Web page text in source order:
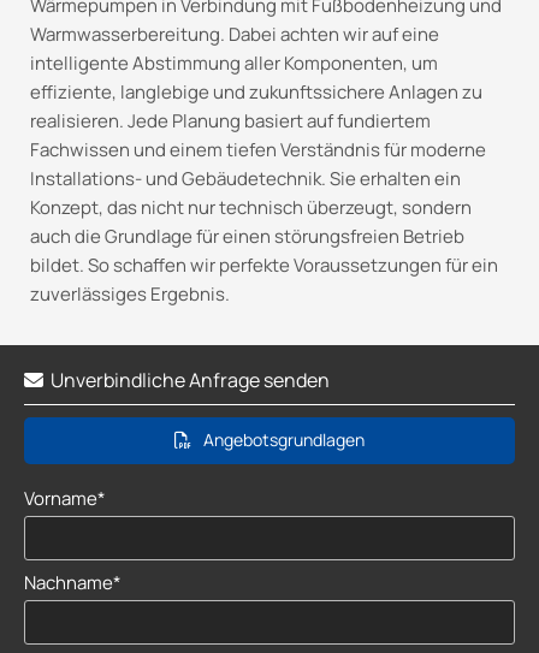
Wärmepumpen in Verbindung mit Fußbodenheizung und
Warmwasserbereitung. Dabei achten wir auf eine
intelligente Abstimmung aller Komponenten, um
effiziente, langlebige und zukunftssichere Anlagen zu
realisieren. Jede Planung basiert auf fundiertem
Fachwissen und einem tiefen Verständnis für moderne
Installations- und Gebäudetechnik. Sie erhalten ein
Konzept, das nicht nur technisch überzeugt, sondern
auch die Grundlage für einen störungsfreien Betrieb
bildet. So schaffen wir perfekte Voraussetzungen für ein
zuverlässiges Ergebnis.
 Unverbindliche Anfrage senden
Angebotsgrundlagen
Vorname*
Nachname*